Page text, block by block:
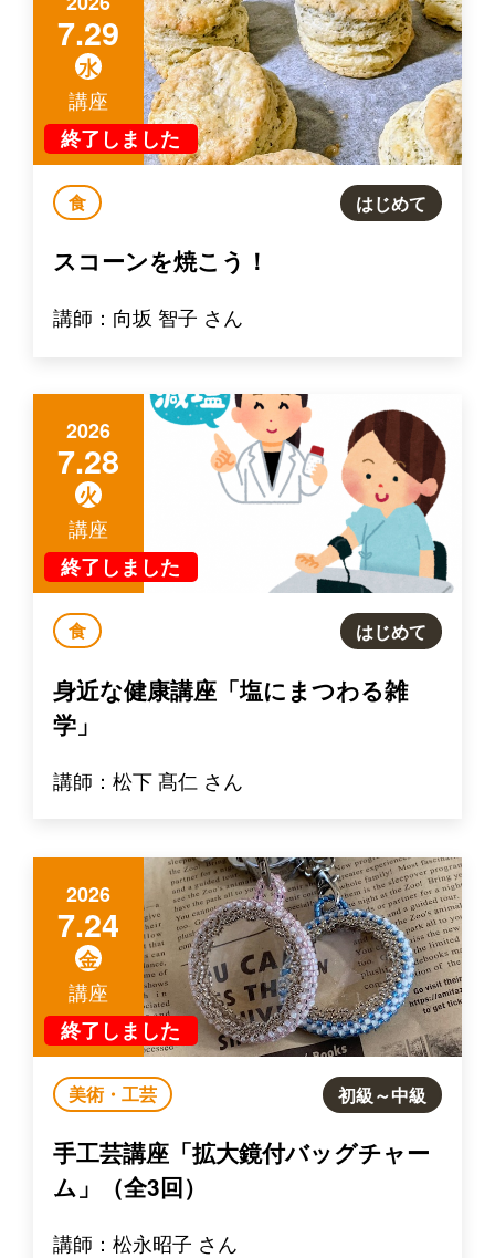
7.29
水
終了しました
講座
食 はじめて
スコーンを焼こう！
講師：向坂 智子 さん
2026
7.28
火
終了しました
講座
食 はじめて
身近な健康講座「塩にまつわる雑
学」
講師：松下 髙仁 さん
2026
7.24
金
終了しました
講座
美術・工芸 初級～中級
手工芸講座「拡大鏡付バッグチャー
ム」（全3回）
講師：松永昭子 さん